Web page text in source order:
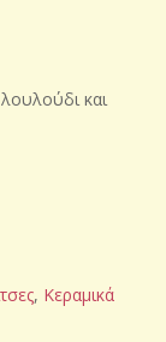
και
, Κεραμικά